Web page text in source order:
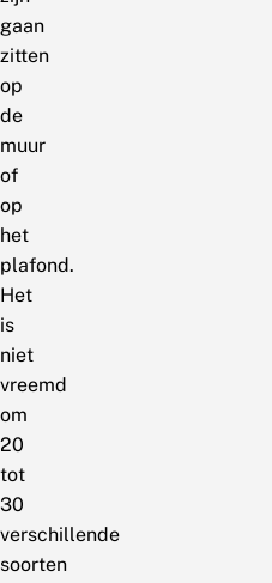
gaan
zitten
op
de
muur
of
op
het
plafond.
Het
is
niet
vreemd
om
20
tot
30
verschillende
soorten